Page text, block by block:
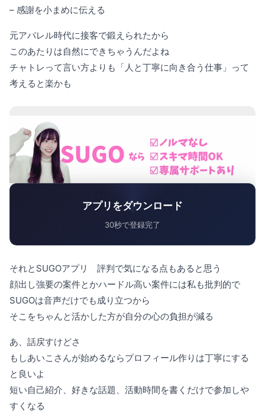
– 感謝を小まめに伝える
元アパレル時代に接客で鍛えられたから
このあたりは自然にできちゃうんだよね
チャトレって言い方よりも「人と丁寧に向き合う仕事」って
考えると楽かも
アプリをダウンロード
30秒で登録完了
それとSUGOアプリ 評判で気になる点もあると思う
顔出し強要の案件とかハードル高い案件には私も批判的で
SUGOは音声だけでも成り立つから
そこをちゃんと活かした方が自分の心の負担が減る
あ、話戻すけどさ
もしあいこさんが始めるならプロフィール作りは丁寧にする
と良いよ
短い自己紹介、好きな話題、活動時間を書くだけで参加しや
すくなる